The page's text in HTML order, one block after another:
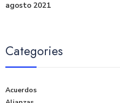
agosto 2021
Categories
Acuerdos